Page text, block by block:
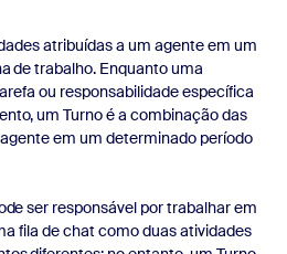
atribuídas a um agente em um
de trabalho. Enquanto uma
ou responsabilidade específica
um Turno é a combinação das
em um determinado período
ser responsável por trabalhar em
fila de chat como duas atividades